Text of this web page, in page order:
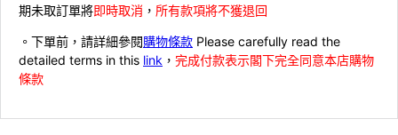
期未取訂單將即時取消 ， 所有款項將不獲退回
。下單前，請詳細參閱購物條款 Please carefully read the
detailed terms in this link ， 完成付款表示閣下完全同意本店購物
條款